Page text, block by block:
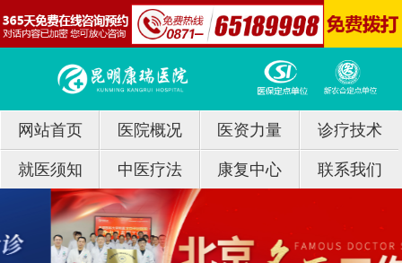
网站首页 医院概况 医资力量 诊疗技术
就医须知 中医疗法 康复中心 联系我们